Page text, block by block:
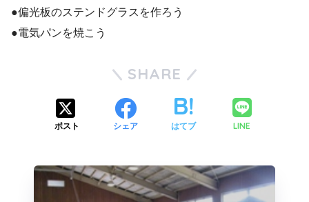
●偏光板のステンドグラスを作ろう
●電気パンを焼こう
SHARE
ポスト シェア はてブ LINE